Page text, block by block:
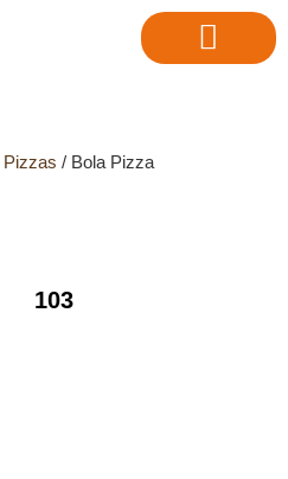
Pizzas / Bola Pizza
103